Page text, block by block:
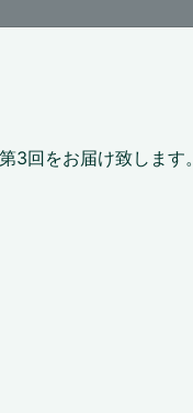
3回をお届け致します。